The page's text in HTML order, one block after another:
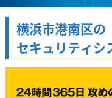
横浜市港南区の
セキュリティシ